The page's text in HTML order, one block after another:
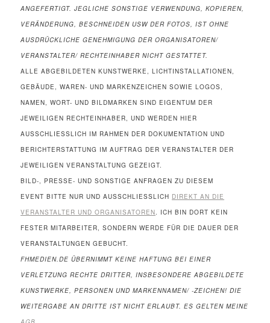
ANGEFERTIGT. JEGLICHE SONSTIGE VERWENDUNG, KOPIEREN,
VERÄNDERUNG, BESCHNEIDEN USW DER FOTOS, IST OHNE
AUSDRÜCKLICHE GENEHMIGUNG DER ORGANISATOREN/
VERANSTALTER/ RECHTEINHABER NICHT GESTATTET.
ALLE ABGEBILDETEN KUNSTWERKE, LICHTINSTALLATIONEN,
GEBÄUDE, WAREN- UND MARKENZEICHEN SOWIE LOGOS,
NAMEN, WORT- UND BILDMARKEN SIND EIGENTUM DER
JEWEILIGEN RECHTEINHABER, UND WERDEN HIER
AUSSCHLIESSLICH IM RAHMEN DER DOKUMENTATION UND
BERICHTERSTATTUNG IM AUFTRAG DER VERANSTALTER DER
JEWEILIGEN VERANSTALTUNG GEZEIGT.
BILD-, PRESSE- UND SONSTIGE ANFRAGEN ZU DIESEM
EVENT BITTE NUR UND AUSSCHLIESSLICH DIREKT AN DIE
VERANSTALTER UND ORGANISATOREN . ICH BIN DORT KEIN
FESTER MITARBEITER, SONDERN WERDE FÜR DIE DAUER DER
VERANSTALTUNGEN GEBUCHT.
FHMEDIEN.DE ÜBERNIMMT KEINE HAFTUNG BEI EINER
VERLETZUNG RECHTE DRITTER, INSBESONDERE ABGEBILDETE
KUNSTWERKE, PERSONEN UND MARKENNAMEN/ -ZEICHEN! DIE
WEITERGABE AN DRITTE IST NICHT ERLAUBT. ES GELTEN MEINE